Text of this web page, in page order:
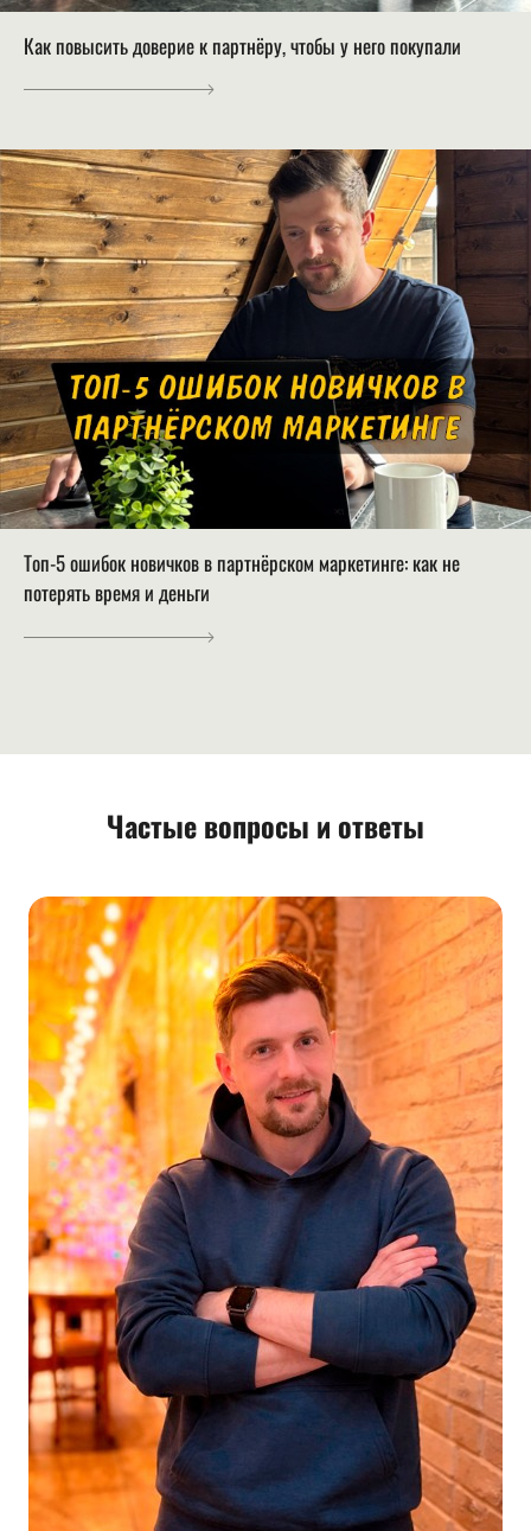
Как повысить доверие к партнёру, чтобы у него покупали
Топ-5 ошибок новичков в партнёрском маркетинге: как не
потерять время и деньги
Частые вопросы и ответы